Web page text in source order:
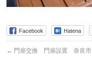
Facebook Hatena
← 門扉交換 門扉設置 奈良市